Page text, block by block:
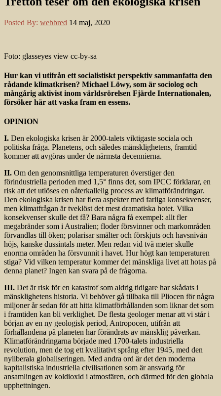
Posted By: webbred 14 maj, 2020
Foto: glasseyes view cc-by-sa
Hur kan vi utifrån ett socialistiskt perspektiv sammanfatta den
rådande klimatkrisen? Michael Löwy, som är sociolog och
mångårig aktivist inom världsrörelsen Fjärde Internationalen,
försöker här att vaska fram en essens.
OPINION
I. Den ekologiska krisen är 2000-talets viktigaste sociala och
politiska fråga. Planetens, och således mänsklighetens, framtid
kommer att avgöras under de närmsta decennierna.
II. Om den genomsnittliga temperaturen överstiger den
förindustriella perioden med 1,5° finns det, som IPCC förklarar, en
risk att det utlöses en oåterkallelig process av klimatförändringar.
Den ekologiska krisen har flera aspekter med farliga konsekvenser,
men klimatfrågan är tveklöst det mest dramatiska hotet. Vilka
konsekvenser skulle det få? Bara några få exempel: allt fler
megabränder som i Australien; floder försvinner och markområden
förvandlas till öken; polarisar smälter och förskjuts och havsnivån
höjs, kanske dussintals meter. Men redan vid två meter skulle
enorma områden ha försvunnit i havet. Hur högt kan temperaturen
stiga? Vid vilken temperatur kommer det mänskliga livet att hotas på
denna planet? Ingen kan svara på de frågorna.
III. Det är risk för en katastrof som aldrig tidigare har skådats i
mänsklighetens historia. Vi behöver gå tillbaka till Pliocen för några
miljoner år sedan för att hitta klimatförhållanden som liknar det som
i framtiden kan bli verklighet. De flesta geologer menar att vi står i
början av en ny geologisk period, Antropocen, utifrån att
förhållandena på planeten har förändrats av mänsklig påverkan.
Klimatförändringarna började med 1700-talets industriella
revolution, men de tog ett kvalitativt språng efter 1945, med den
nyliberala globaliseringen. Med andra ord är det den moderna
kapitalistiska industriella civilisationen som är ansvarig för
ansamlingen av koldioxid i atmosfären, och därmed för den globala
upphettningen.